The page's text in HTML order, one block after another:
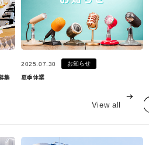
集
2025.07.30 お知らせ
夏季休業
View all